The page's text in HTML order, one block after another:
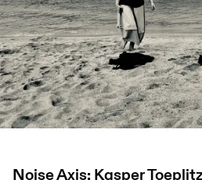
Noise Axis: Kasper